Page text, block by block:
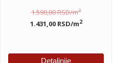
1.590,00RSD/m2
1.431,00 RSD/m2
Detaljnije